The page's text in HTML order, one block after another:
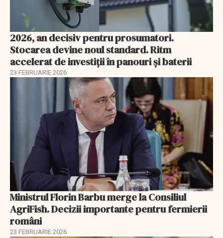
2026, an decisiv pentru prosumatori.
Stocarea devine noul standard. Ritm
accelerat de investiții în panouri și baterii
23 FEBRUARIE 2026
Ministrul Florin Barbu merge la Consiliul
AgriFish. Decizii importante pentru fermierii
români
23 FEBRUARIE 2026